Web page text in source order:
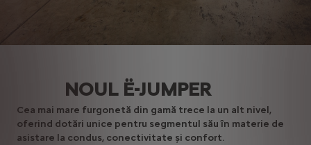
NOUL Ë-JUMPER
Cea mai mare furgonetă din gamă trece la un alt nivel,
oferind dotări unice pentru segmentul său în materie de
asistare la condus, conectivitate și confort.